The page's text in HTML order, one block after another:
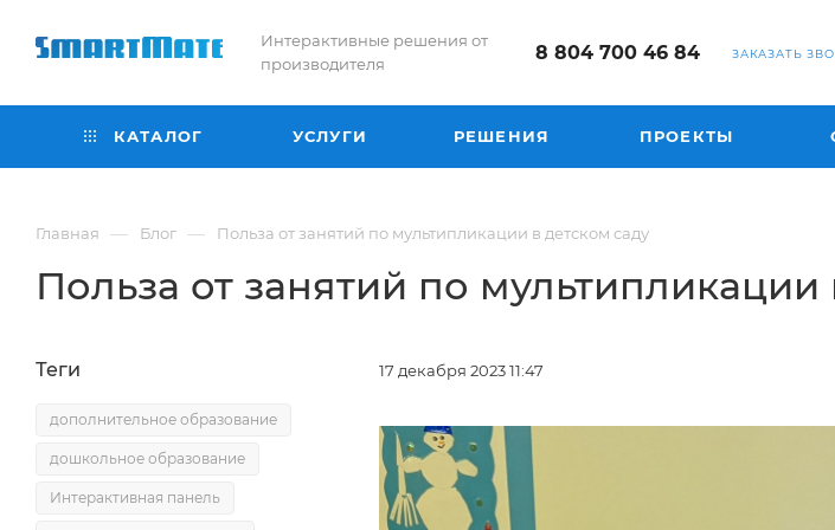
Интерактивные решения от
производителя
8 804 700 46 84 ЗАКАЗАТЬ
КАТАЛОГ УСЛУГИ РЕШЕНИЯ ПРОЕКТЫ
Главная — Блог — Польза от занятий по мультипликации в детском саду
Польза от занятий по мультипликации
17 декабря 2023 11:47
Теги
дополнительное образование
дошкольное образование
Интерактивная панель